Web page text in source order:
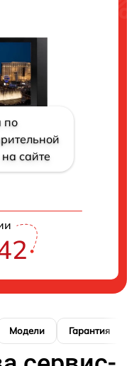
по
сайте
Модели Гарантия